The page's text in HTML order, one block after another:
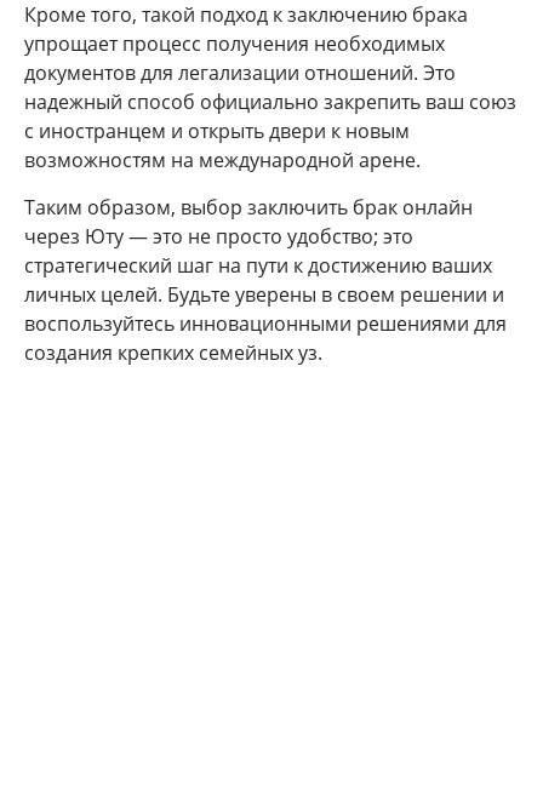
Кроме того, такой подход к заключению брака
упрощает процесс получения необходимых
документов для легализации отношений. Это
надежный способ официально закрепить ваш союз
с иностранцем и открыть двери к новым
возможностям на международной арене.
Таким образом, выбор заключить брак онлайн
через Юту — это не просто удобство; это
стратегический шаг на пути к достижению ваших
личных целей. Будьте уверены в своем решении и
воспользуйтесь инновационными решениями для
создания крепких семейных уз.